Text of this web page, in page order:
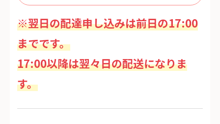
※翌日の配達申し込みは前日の17:00
までです。
17:00以降は翌々日の配送になりま
す。